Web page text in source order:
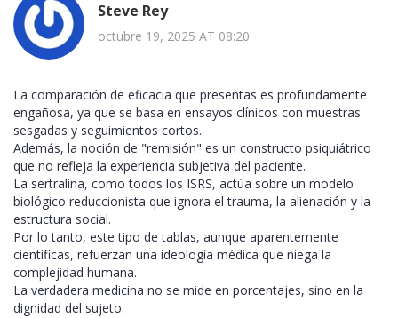
Steve Rey
octubre 19, 2025 AT 08:20
La comparación de eficacia que presentas es profundamente
engañosa, ya que se basa en ensayos clínicos con muestras
sesgadas y seguimientos cortos.
Además, la noción de "remisión" es un constructo psiquiátrico
que no refleja la experiencia subjetiva del paciente.
La sertralina, como todos los ISRS, actúa sobre un modelo
biológico reduccionista que ignora el trauma, la alienación y la
estructura social.
Por lo tanto, este tipo de tablas, aunque aparentemente
científicas, refuerzan una ideología médica que niega la
complejidad humana.
La verdadera medicina no se mide en porcentajes, sino en la
dignidad del sujeto.